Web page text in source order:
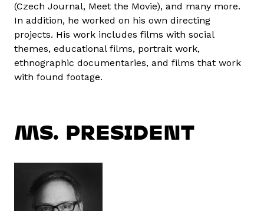
(Czech Journal, Meet the Movie), and many more.
In addition, he worked on his own directing
projects. His work includes films with social
themes, educational films, portrait work,
ethnographic documentaries, and films that work
with found footage.
MS. PRESIDENT